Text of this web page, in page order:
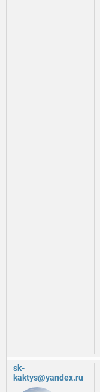
sk-
kaktys@yandex.ru